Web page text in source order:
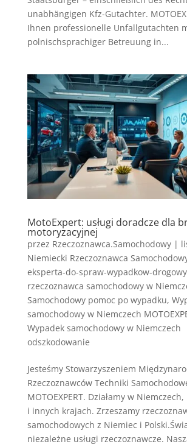
unabhängigen Kfz-Gutachter.
Ihnen professionelle Unfallgutachten
polnischsprachiger Betreuung in...
MotoExpert: usługi doradcze dla
motoryzacyjnej
przez Rzeczoznawca.Samochodowy|
Niemiecki Rzeczoznawca
eksperta-do-spraw-wypadkow-
rzeczoznawca samochodowy w
Samochodowy pomoc po wypadku,
samochodowy w Niemczech
Wypadek samochodowy w Niemczech
odszkodowanie
Jesteśmy Stowarzyszeniem
Rzeczoznawców Techniki
MOTOEXPERT. Działamy w
i innych krajach. Zrzeszamy
samochodowych z Niemiec i
niezależne usługi rzeczoznawcze.